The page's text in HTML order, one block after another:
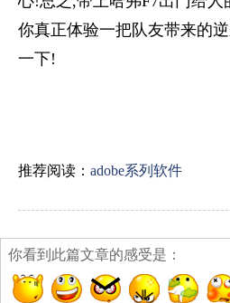
你真正体验一把队友带来的
一下!
推荐阅读： adobe系列软件
你看到此篇文章的感受是：